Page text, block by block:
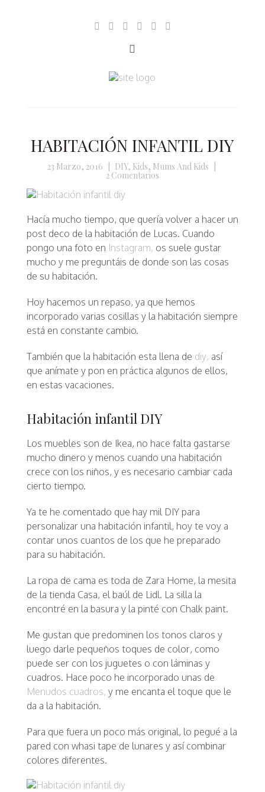
HABITACIÓN INFANTIL DIY
23 Marzo, 2016 DIY, Kids, Mums And Kids
2 Comentarios
Hacía mucho tiempo, que quería volver a hacer un
post deco de la habitación de Lucas. Cuando
pongo una foto en Instagram, os suele gustar
mucho y me preguntáis de donde son las cosas
de su habitación.
Hoy hacemos un repaso, ya que hemos
incorporado varias cosillas y la habitación siempre
está en constante cambio.
También que la habitación esta llena de diy, así
que anímate y pon en práctica algunos de ellos,
en estas vacaciones.
Habitación infantil DIY
Los muebles son de Ikea, no hace falta gastarse
mucho dinero y menos cuando una habitación
crece con los niños, y es necesario cambiar cada
cierto tiempo.
Ya te he comentado que hay mil DIY para
personalizar una habitación infantil, hoy te voy a
contar unos cuantos de los que he preparado
para su habitación.
La ropa de cama es toda de Zara Home, la mesita
de la tienda Casa, el baúl de Lidl. La silla la
encontré en la basura y la pinté con Chalk paint.
Me gustan que predominen los tonos claros y
luego darle pequeños toques de color, como
puede ser con los juguetes o con láminas y
cuadros. Hace poco he incorporado unas de
Menudos cuadros, y me encanta el toque que le
da a la habitación.
Para que fuera un poco más original, lo pegué a la
pared con whasi tape de lunares y así combinar
colores diferentes.